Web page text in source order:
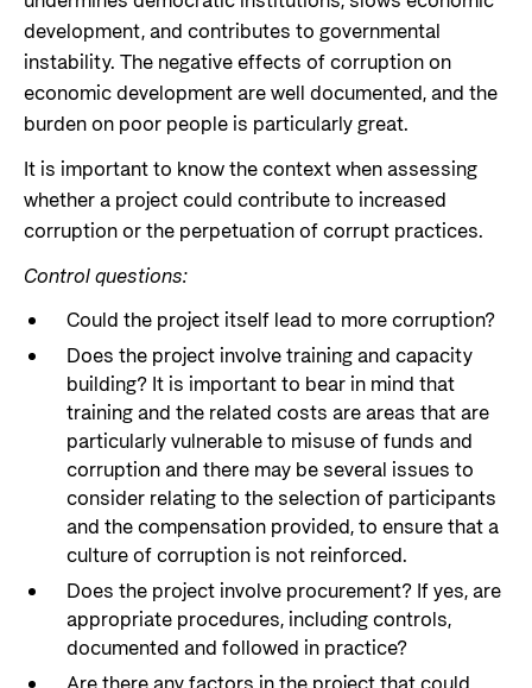
development, and contributes to governmental
instability. The negative effects of corruption on
economic development are well documented, and the
burden on poor people is particularly great.
It is important to know the context when assessing
whether a project could contribute to increased
corruption or the perpetuation of corrupt practices.
Control questions:
Could the project itself lead to more corruption?
Does the project involve training and capacity
building? It is important to bear in mind that
training and the related costs are areas that are
particularly vulnerable to misuse of funds and
corruption andthere may be several issues to
consider relating to the selection of participants
and the compensation provided, to ensure that a
culture of corruption is not reinforced.
Does the project involve procurement? If yes, are
appropriate procedures, including controls,
documented and followed in practice?